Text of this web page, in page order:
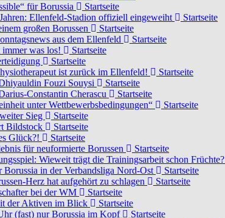
für Borussia
Startseite
Ellenfeld-Stadion offiziell eingeweiht
Startseite
großen Borussen
Startseite
aus dem Ellenfeld
Startseite
was los!
Startseite
Startseite
ist zurück im Ellenfeld!
Startseite
Fouzi Souysi
Startseite
Constantin Cherascu
Startseite
unter Wettbewerbsbedingungen“
Startseite
Sieg
Startseite
Bildstock
Startseite
Glück?!
Startseite
für neuformierte Borussen
Startseite
Wieweit trägt die Trainingsarbeit schon Früchte?
Borussia in der Verbandsliga Nord-Ost
Startseite
Herz hat aufgehört zu schlagen
Startseite
bei der WM
Startseite
der Aktiven im Blick
Startseite
(fast) nur Borussia im Kopf
Startseite